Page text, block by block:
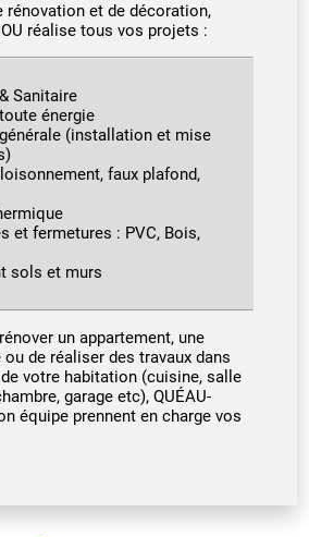
rénovation et de décoration,
réalise tous vos projets :
& Sanitaire
toute énergie
sols et murs
un appartement, une
de réaliser des travaux dans
votre habitation (cuisine, salle
garage etc), QUÉAU-
équipe prennent en charge vos